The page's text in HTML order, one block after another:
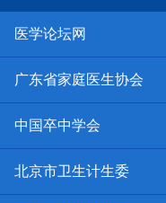
医学论坛网
广东省家庭医生协会
中国卒中学会
北京市卫生计生委